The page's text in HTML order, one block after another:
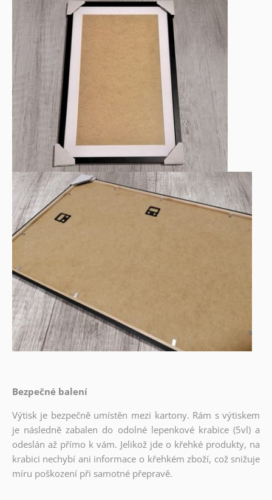
Bezpečné balení
Výtisk je bezpečně umístěn mezi kartony. Rám s výtiskem
je následně zabalen do odolné lepenkové krabice (5vl) a
odeslán až přímo k vám. Jelikož jde o křehké produkty, na
krabici nechybí ani informace o křehkém zboží, což snižuje
míru poškození při samotné přepravě.